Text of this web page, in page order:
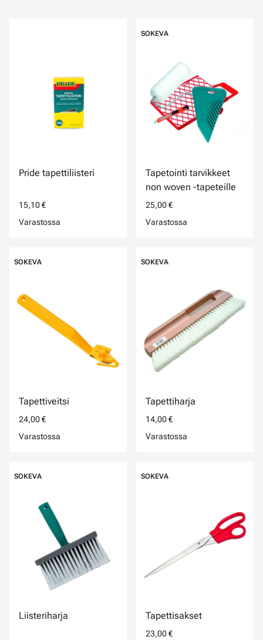
Pride tapettiliisteri
15,10 €
Varastossa
SOKEVA
Tapetointi tarvikkeet
non woven -tapeteille
25,00 €
Varastossa
SOKEVA
Tapettiveitsi
24,00 €
Varastossa
SOKEVA
Tapettiharja
14,00 €
Varastossa
SOKEVA
Liisteriharja
SOKEVA
Tapettisakset
23,00 €